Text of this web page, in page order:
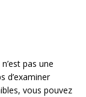
pas une
d’examiner
vous pouvez